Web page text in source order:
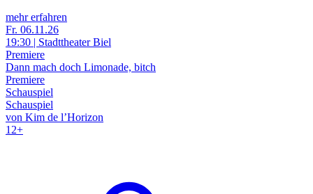
mehr erfahren
Fr. 06.11.26
19:30 | Stadttheater Biel
Premiere
Dann mach doch Limonade, bitch
Premiere
Schauspiel
Schauspiel
von Kim de l’Horizon
12+